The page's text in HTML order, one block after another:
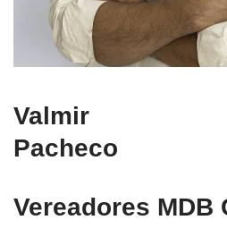
Valmir
Pacheco
Vereadores MDB